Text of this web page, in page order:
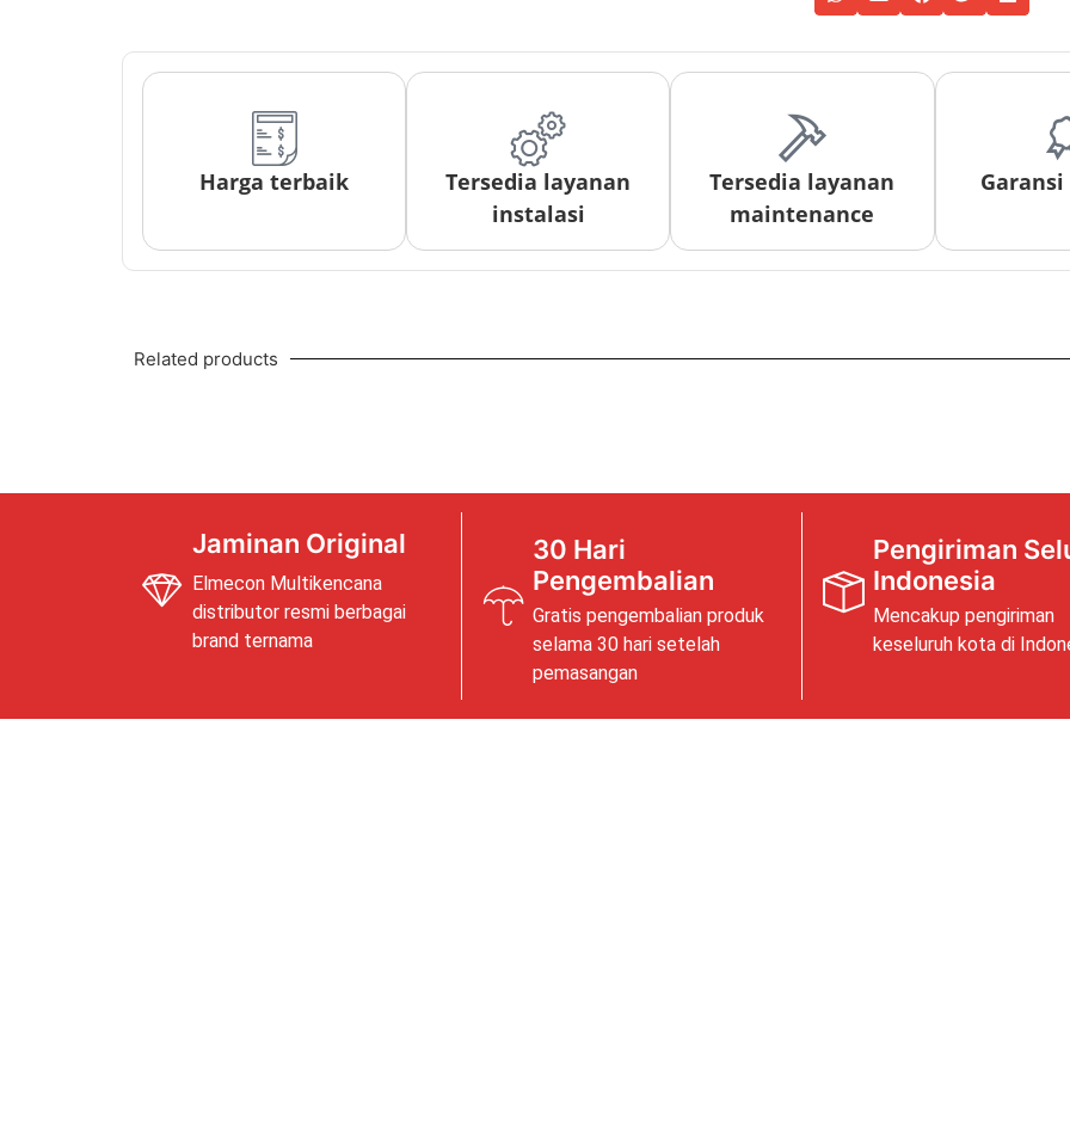
Harga terbaik
Tersedia layanan
instalasi
Tersedia layanan
maintenance
Related products
Jaminan Original
Elmecon Multikencana
distributor resmi berbagai
brand ternama
30 Hari
Pengembalian
Gratis pengembalian produk
selama 30 hari setelah
pemasangan
Pengiriman
Indonesia
Mencakup pengiriman
keseluruh kota di